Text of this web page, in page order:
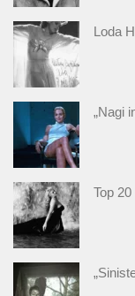
Loda
„Nagi
Top